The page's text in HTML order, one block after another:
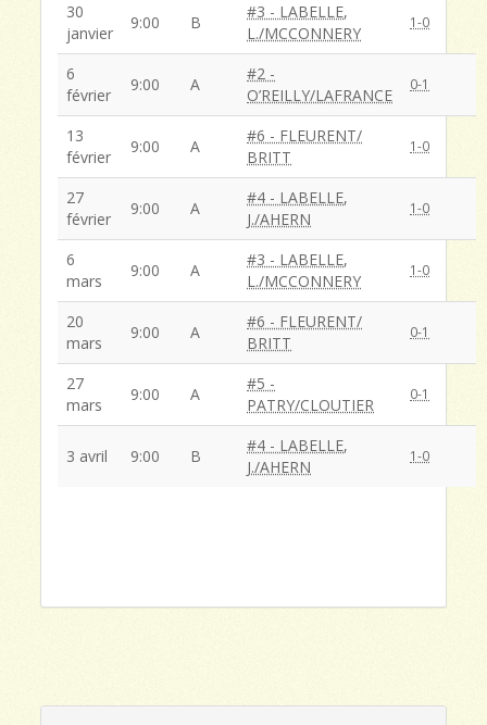
30
janvier
9:00 B
#3 - LABELLE,
L./MCCONNERY
1-0
6
février
9:00 A
#2 -
O’REILLY/LAFRANCE
0-1
13
février
9:00 A
#6 - FLEURENT/
BRITT
1-0
27
février
9:00 A
#4 - LABELLE,
J./AHERN
1-0
6
mars
9:00 A
#3 - LABELLE,
L./MCCONNERY
1-0
20
mars
9:00 A
#6 - FLEURENT/
BRITT
0-1
27
mars
9:00 A
#5 -
PATRY/CLOUTIER
0-1
3 avril 9:00 B
#4 - LABELLE,
J./AHERN
1-0